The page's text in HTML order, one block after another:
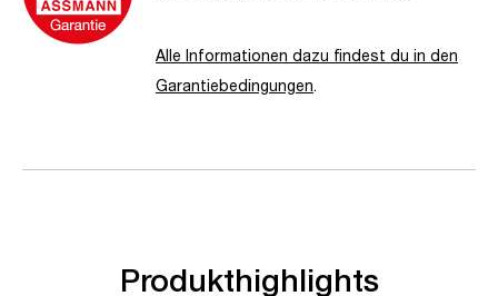
Alle Informationen dazu findest du in den
Garantiebedingungen.
Produkthighlights